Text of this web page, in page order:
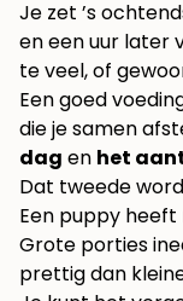
Je zet ’s
en een uur later
te veel, of
Een goed
die je samen
dag en het
Dat tweede
Een puppy heeft
Grote porties
prettig dan